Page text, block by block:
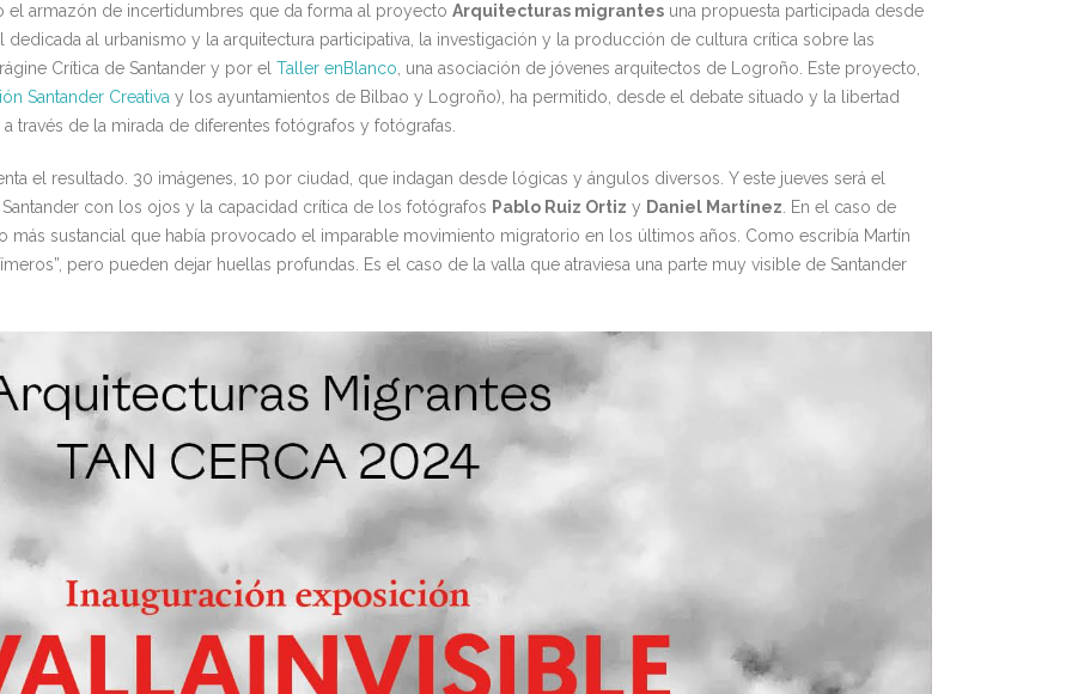
el armazón de incertidumbres que da forma al proyecto Arquitecturas migrantes una propuesta participada desde
dedicada al urbanismo y la arquitectura participativa, la investigación y la producción de cultura crítica sobre las
Crítica de Santander y por el Taller enBlanco, una asociación de jóvenes arquitectos de Logroño. Este proyecto,
Santander Creativa y los ayuntamientos de Bilbao y Logroño), ha permitido, desde el debate situado y la libertad
través de la mirada de diferentes fotógrafos y fotógrafas.
el resultado. 30 imágenes, 10 por ciudad, que indagan desde lógicas y ángulos diversos. Y este jueves será el
con los ojos y la capacidad crítica de los fotógrafos Pablo Ruiz Ortiz y Daniel Martínez. En el caso de
más sustancial que había provocado el imparable movimiento migratorio en los últimos años. Como escribía Martín
pero pueden dejar huellas profundas. Es el caso de la valla que atraviesa una parte muy visible de Santander